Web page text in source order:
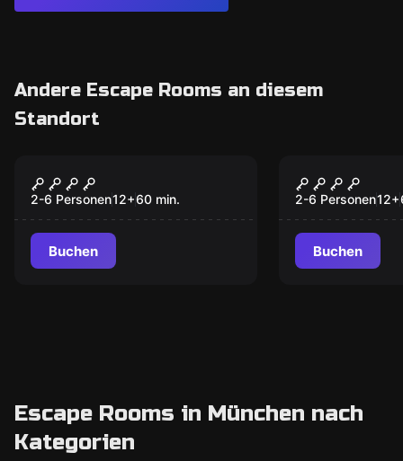
Andere Escape Rooms an diesem
Standort
Populär
Houdini
2-6 Personen12+60 min.
Buchen
Populär
Das
eisernen
2-6 Personen12+
Buchen
Escape Rooms in München nach
Kategorien